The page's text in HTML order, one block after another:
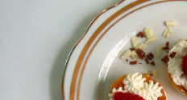
Témata
Recepty
Články